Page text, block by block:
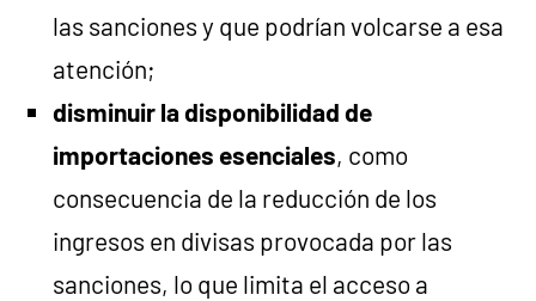
las sanciones y que podrían volcarse a esa
atención;
disminuir la disponibilidad de
importaciones esenciales, como
consecuencia de la reducción de los
ingresos en divisas provocada por las
sanciones, lo que limita el acceso a